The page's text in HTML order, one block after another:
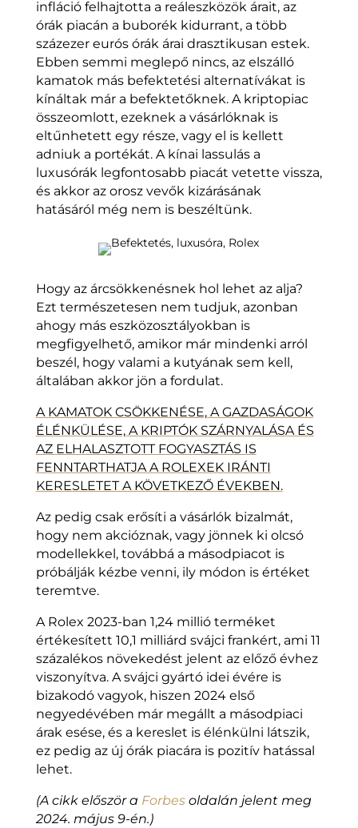
infláció felhajtotta a reáleszközök árait, az
órák piacán a buborék kidurrant, a több
százezer eurós órák árai drasztikusan estek.
Ebben semmi meglepő nincs, az elszálló
kamatok más befektetési alternatívákat is
kínáltak már a befektetőknek. A kriptopiac
összeomlott, ezeknek a vásárlóknak is
eltűnhetett egy része, vagy el is kellett
adniuk a portékát. A kínai lassulás a
luxusórák legfontosabb piacát vetette vissza,
és akkor az orosz vevők kizárásának
hatásáról még nem is beszéltünk.
Hogy az árcsökkenésnek hol lehet az alja?
Ezt természetesen nem tudjuk, azonban
ahogy más eszközosztályokban is
megfigyelhető, amikor már mindenki arról
beszél, hogy valami a kutyának sem kell,
általában akkor jön a fordulat.
A KAMATOK CSÖKKENÉSE, A GAZDASÁGOK
ÉLÉNKÜLÉSE, A KRIPTÓK SZÁRNYALÁSA ÉS
AZ ELHALASZTOTT FOGYASZTÁS IS
FENNTARTHATJA A ROLEXEK IRÁNTI
KERESLETET A KÖVETKEZŐ ÉVEKBEN.
Az pedig csak erősíti a vásárlók bizalmát,
hogy nem akcióznak, vagy jönnek ki olcsó
modellekkel, továbbá a másodpiacot is
próbálják kézbe venni, ily módon is értéket
teremtve.
A Rolex 2023-ban 1,24 millió terméket
értékesített 10,1 milliárd svájci frankért, ami 11
százalékos növekedést jelent az előző évhez
viszonyítva. A svájci gyártó idei évére is
bizakodó vagyok, hiszen 2024 első
negyedévében már megállt a másodpiaci
árak esése, és a kereslet is élénkülni látszik,
ez pedig az új órák piacára is pozitív hatással
lehet.
(A cikk először a Forbesoldalán jelent meg
2024. május 9-én.)